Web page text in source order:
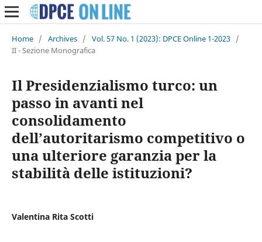
Home / Archives / Vol. 57 No. 1 (2023): DPCE Online 1-2023 /
II - Sezione Monografica
Il Presidenzialismo turco: un
passo in avanti nel
consolidamento
dell’autoritarismo competitivo o
una ulteriore garanzia per la
stabilità delle istituzioni?
Valentina Rita Scotti